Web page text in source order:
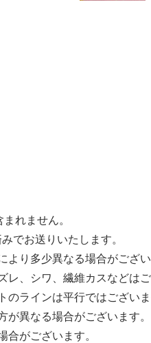
れません。
でお送りいたします。
り多少異なる場合がござい
、シワ、繊維カスなどはご
ラインは平行ではございま
異なる場合がございます。
がございます。